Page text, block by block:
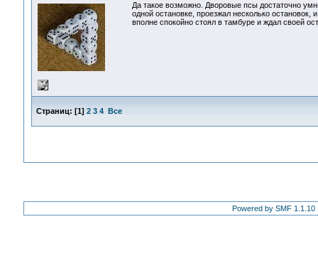
Да такое возможно. Дворовые псы достаточно
одной остановке, проезжал несколько
вполне спокойно стоял в тамбуре и ждал своей
Страниц: [1] 2 3 4 Все
Powered by SMF 1.1.10